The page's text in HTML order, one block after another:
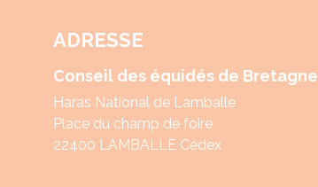
ADRESSE
Conseil des équidés de Bretagne
Haras National de Lamballe
Place du champ de foire
22400 LAMBALLE Cedex